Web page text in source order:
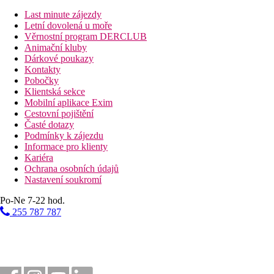
Last minute zájezdy
Letní dovolená u moře
Věrnostní program DERCLUB
Animační kluby
Dárkové poukazy
Kontakty
Pobočky
Klientská sekce
Mobilní aplikace Exim
Cestovní pojištění
Časté dotazy
Podmínky k zájezdu
Informace pro klienty
Kariéra
Ochrana osobních údajů
Nastavení soukromí
Po-Ne 7-22 hod.
255 787 787